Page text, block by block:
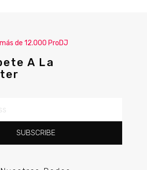
de 12.000 ProDJ
A La
SUBSCRIBE